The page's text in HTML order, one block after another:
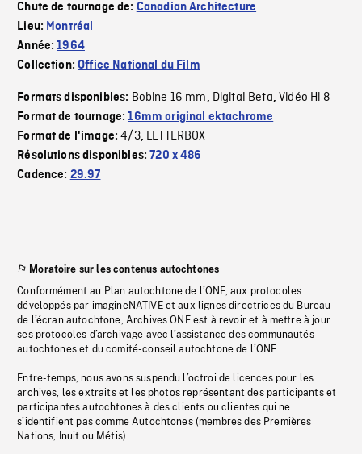
Chute de tournage de: Canadian Architecture
Lieu: Montréal
Année:1964
Collection:Office National du Film
Formats disponibles: Bobine 16 mm, Digital Beta,Vidéo Hi 8
Format de tournage:16mm original ektachrome
Format de l'image:4/3, LETTERBOX
Résolutions disponibles:720 x 486
Cadence: 29.97
Moratoire sur les contenus autochtones
Conformément au Plan autochtone de l’ONF, aux protocoles
développés par imagineNATIVE et aux lignes directrices du Bureau
de l’écran autochtone, Archives ONF est à revoir et à mettre à jour
ses protocoles d’archivage avec l’assistance des communautés
autochtones et du comité-conseil autochtone de l’ONF.
Entre-temps, nous avons suspendu l’octroi de licences pour les
archives, les extraits et les photos représentant des participants et
participantes autochtones à des clients ou clientes qui ne
s’identifient pas comme Autochtones (membres des Premières
Nations, Inuit ou Métis).